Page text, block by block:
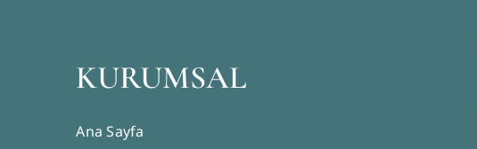
KURUMSAL
Ana Sayfa